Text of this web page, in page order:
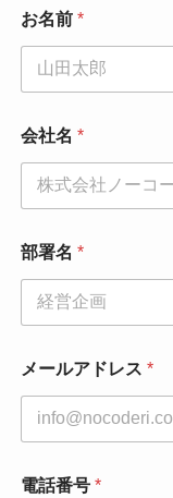
お名前 *
電
話
社
名
会社名 *
部署名 *
メールアドレス *
電話番号 *